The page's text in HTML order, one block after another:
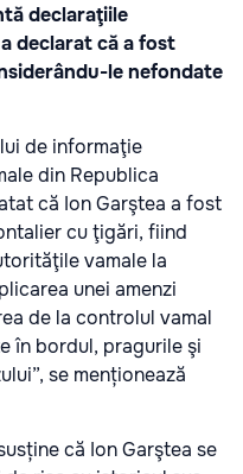
declaraţiile
declarat că a fost
le nefondate
de informaţie
din Republica
că Ion Garştea a fost
cu ţigări, fiind
vamale la
unei amenzi
de la controlul vamal
în bordul, pragurile şi
se menționează
că Ion Garştea se